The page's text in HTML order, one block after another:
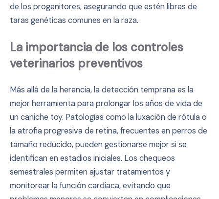
de los progenitores, asegurando que estén libres de
taras genéticas comunes en la raza.
La importancia de los controles
veterinarios preventivos
Más allá de la herencia, la detección temprana es la
mejor herramienta para prolongar los años de vida de
un caniche toy. Patologías como la luxación de rótula o
la atrofia progresiva de retina, frecuentes en perros de
tamaño reducido, pueden gestionarse mejor si se
identifican en estadios iniciales. Los chequeos
semestrales permiten ajustar tratamientos y
monitorear la función cardíaca, evitando que